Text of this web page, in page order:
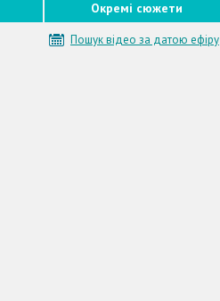
Окремі сюжети
Пошук відео за датою ефіру